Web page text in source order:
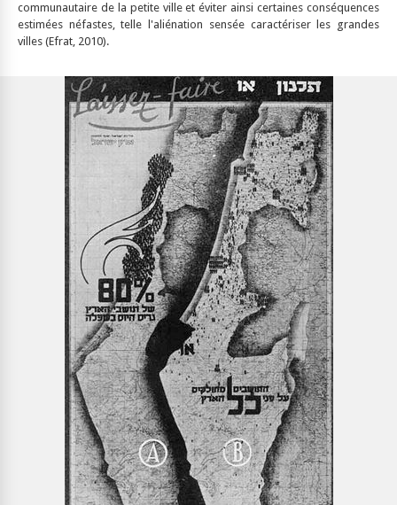
communautaire de la petite ville et éviter ainsi certaines conséquences
estimées néfastes, telle l'aliénation sensée caractériser les grandes
villes (Efrat, 2010).